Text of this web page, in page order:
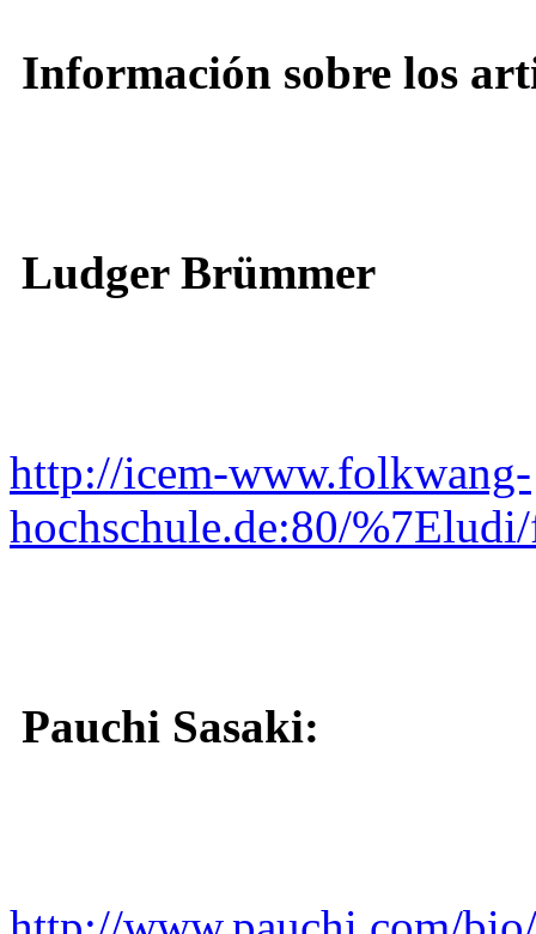
Información sobre los
Ludger Brümmer
http://icem-www.folkwang-
hochschule.de:80/
Pauchi Sasaki: